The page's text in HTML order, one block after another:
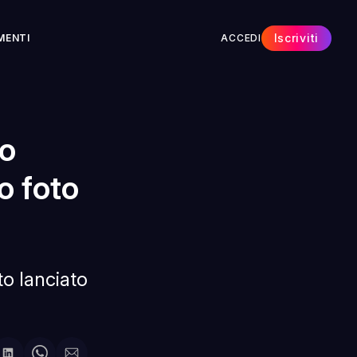
ACCEDI Iscriviti
foto
lanciato